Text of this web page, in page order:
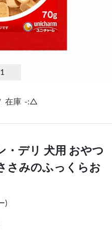
在庫 -:△
・デリ 犬用 おやつ
さみのふっくらお
)